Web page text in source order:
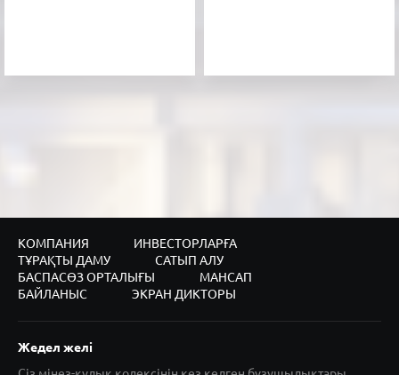
КОМПАНИЯ
ИНВЕСТОРЛАРҒА
ТҰРАҚТЫ ДАМУ
САТЫП АЛУ
БАСПАСӨЗ ОРТАЛЫҒЫ
МАНСАП
БАЙЛАНЫС
ЭКРАН ДИКТОРЫ
Жедел желі